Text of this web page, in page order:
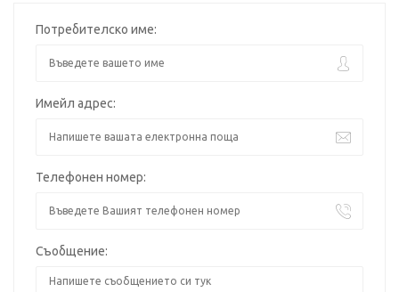
Потребителско име:
Имейл адрес:
Телефонен номер:
Съобщение: